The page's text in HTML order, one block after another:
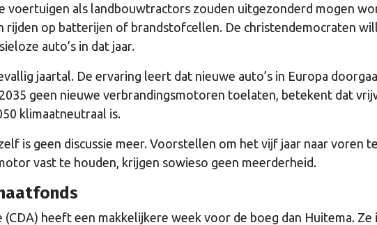
voertuigen als landbouwtractors zouden uitgezonderd mogen
rijden op batterijen of brandstofcellen. De christendemocraten
auto’s in dat jaar.
jaartal. De ervaring leert dat nieuwe auto’s in Europa
geen nieuwe verbrandingsmotoren toelaten, betekent dat
klimaatneutraal is.
is geen discussie meer. Voorstellen om het vijf jaar naar voren
vast te houden, krijgen sowieso geen meerderheid.
(CDA) heeft een makkelijkere week voor de boeg dan Huitema. Ze